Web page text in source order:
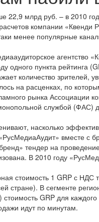
22,9 млрд руб. – в 2010
компании
менее популярные
агентство
одного пункта рейтинга
количество
на расценках, по
рынка Ассоциации
службой (ФАС)
насколько
вместе с
тендер на
В 2010 году
стоимость 1 GRP с
стране). В сегменте
GRP для
идут по минутам.